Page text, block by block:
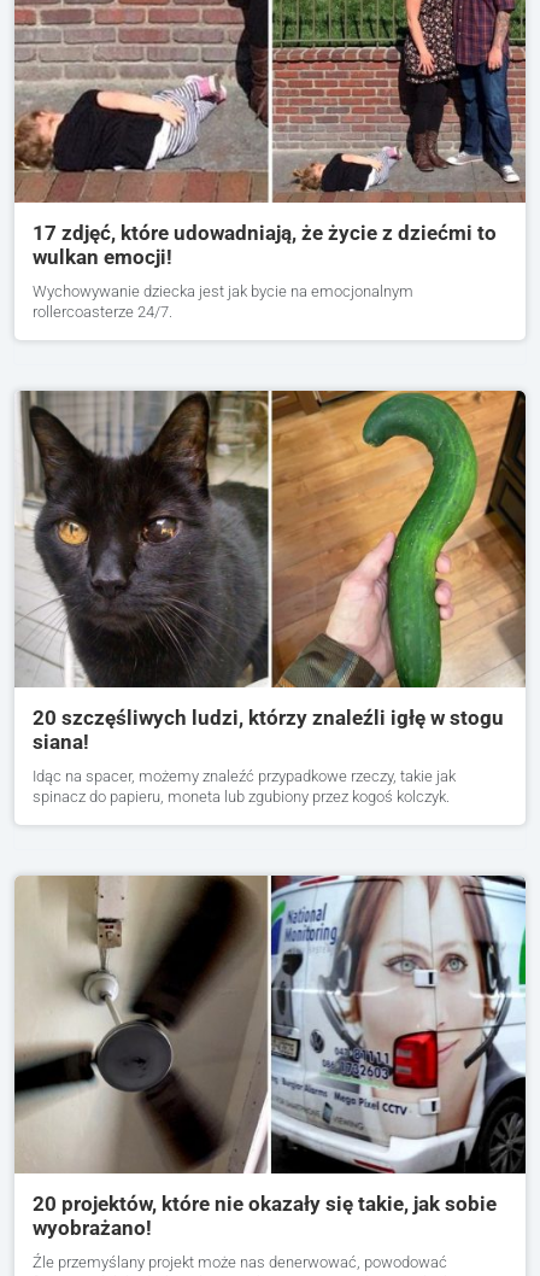
17 zdjęć, które udowadniają, że życie z dziećmi to
wulkan emocji!
Wychowywanie dziecka jest jak bycie na emocjonalnym
rollercoasterze 24/7.
20 szczęśliwych ludzi, którzy znaleźli igłę w stogu
siana!
Idąc na spacer, możemy znaleźć przypadkowe rzeczy, takie jak
spinacz do papieru, moneta lub zgubiony przez kogoś kolczyk.
20 projektów, które nie okazały się takie, jak sobie
wyobrażano!
Źle przemyślany projekt może nas denerwować, powodować